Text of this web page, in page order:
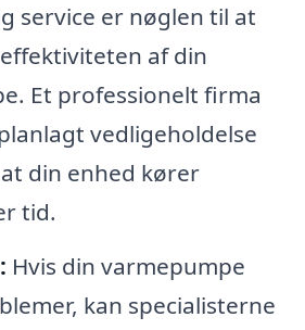
service er nøglen til at
af din
Et professionelt firma
vedligeholdelse
din enhed kører
tid.
Hvis din varmepumpe
kan specialisterne